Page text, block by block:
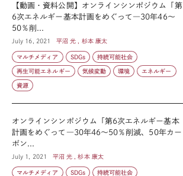
【動画・資料公開】オンラインシンポジウム「第
6次エネルギー基本計画をめぐって―30年46～
50％削...
July 16, 2021 平沼 光 , 杉本 康太
マルチメディア SDGs 持続可能社会
再生可能エネルギー 気候変動 環境 エネルギー
資源
オンラインシンポジウム「第6次エネルギー基本
計画をめぐって―30年46～50％削減、50年カー
ボン...
July 1, 2021 平沼 光 , 杉本 康太
マルチメディア SDGs 持続可能社会